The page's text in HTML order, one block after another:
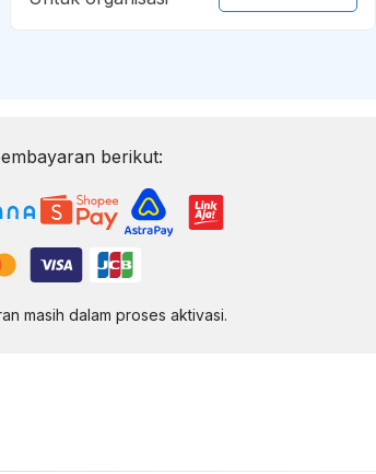
berikut:
masih dalam proses aktivasi.